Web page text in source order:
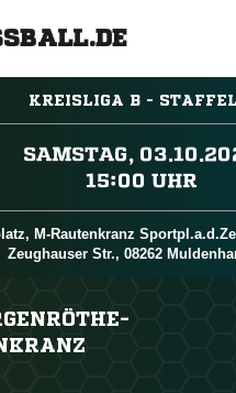
KREISLIGA B -

 
M-Rautenkranz
Zeughauser Str., 08262